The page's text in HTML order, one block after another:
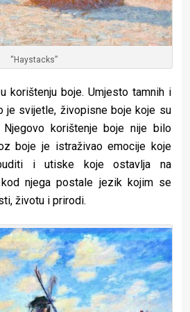
“Haystacks”
korištenju boje. Umjesto tamnih i
je svijetle, živopisne boje koje su
Njegovo korištenje boje nije bilo
boje je istraživao emocije koje
i utiske koje ostavlja na
njega postale jezik kojim se
životu i prirodi.